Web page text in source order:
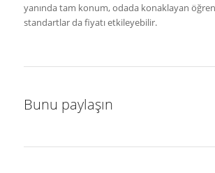
yanında tam konum, odada konaklayan
standartlar da fiyatı etkileyebilir.
Bunu paylaşın